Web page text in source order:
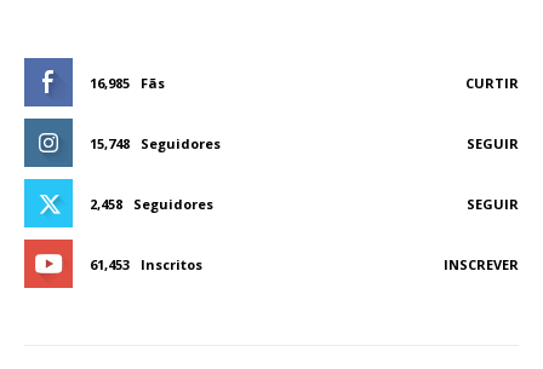
16,985 Fãs CURTIR
15,748 Seguidores SEGUIR
2,458 Seguidores SEGUIR
61,453 Inscritos INSCREVER